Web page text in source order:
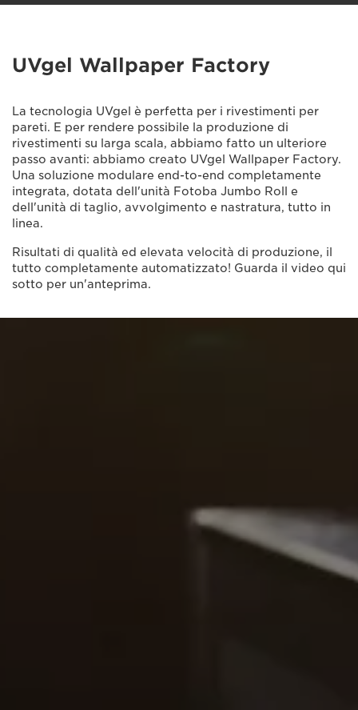
UVgel Wallpaper Factory
La tecnologia UVgel è perfetta per i rivestimenti per
pareti. E per rendere possibile la produzione di
rivestimenti su larga scala, abbiamo fatto un ulteriore
passo avanti: abbiamo creato UVgel Wallpaper Factory.
Una soluzione modulare end-to-end completamente
integrata, dotata dell'unità Fotoba Jumbo Roll e
dell'unità di taglio, avvolgimento e nastratura, tutto in
linea.
Risultati di qualità ed elevata velocità di produzione, il
tutto completamente automatizzato! Guarda il video qui
sotto per un'anteprima.